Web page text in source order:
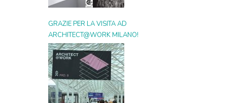
GRAZIE PER LA VISITA AD
ARCHITECT@WORK MILANO!